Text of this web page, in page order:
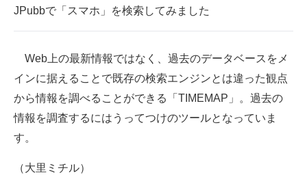
JPubbで「スマホ」を検索してみました
Web上の最新情報ではなく、過去のデータベースをメ
インに据えることで既存の検索エンジンとは違った観点
から情報を調べることができる「TIMEMAP」。過去の
情報を調査するにはうってつけのツールとなっていま
す。
（大里ミチル）